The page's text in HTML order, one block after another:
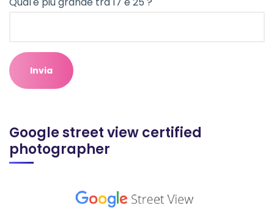
Google street view certified
photographer